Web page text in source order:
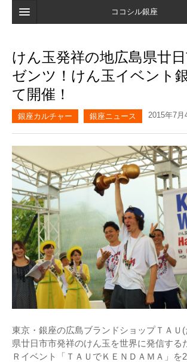
ココシル銀座
検索
店舗・施設最新情報
口コミ
マイページ
ブックマーク
けん玉発祥の地広島県廿
ゼンツ！けん玉イベント
て開催！
銀座カルチャー 銀座ニュース 2015年7月
東京・銀座の広島ブランドショップＴＡＵ
県廿日市市発祥のけん玉を世界に発信する
Ｒイベント「ＴＡＵでＫＥＮＤＡＭＡ」を